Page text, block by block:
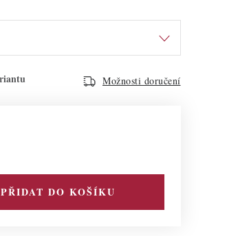
Možnosti doručení
PŘIDAT DO KOŠÍKU